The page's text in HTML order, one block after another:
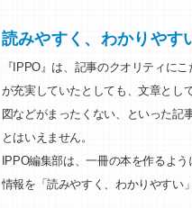
読みやすく、わかりやす
『IPPO』は、記事のクオリティに
が充実していたとしても、文章とし
図などがまったくない、といった記
とはいえません。
IPPO編集部は、一冊の本を作るよ
情報を「読みやすく、わかりやすい